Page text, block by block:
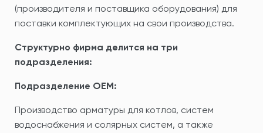
(производителя и поставщика оборудования) для
поставки комплектующих на свои производства.
Структурно фирма делится на три
подразделения:
Подразделение OEM:
Производство арматуры для котлов, систем
водоснабжения и солярных систем, а также